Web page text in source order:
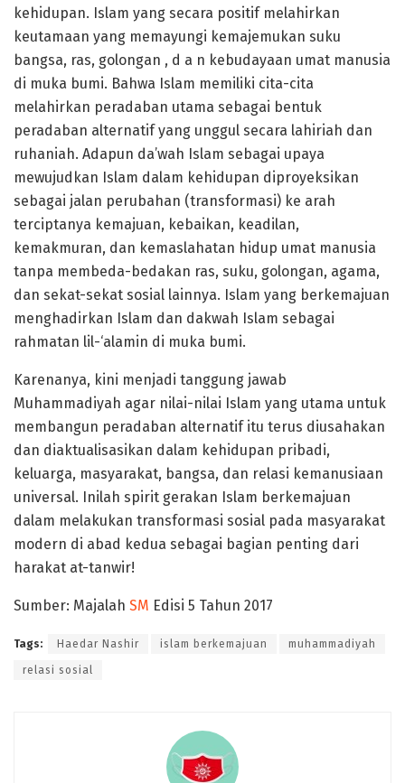
kehidupan. Islam yang secara positif melahirkan
keutamaan yang memayungi kemajemukan suku
bangsa, ras, golongan , d a n kebudayaan umat manusia
di muka bumi. Bahwa Islam memiliki cita-cita
melahirkan peradaban utama sebagai bentuk
peradaban alternatif yang unggul secara lahiriah dan
ruhaniah. Adapun da’wah Islam sebagai upaya
mewujudkan Islam dalam kehidupan diproyeksikan
sebagai jalan perubahan (transformasi) ke arah
terciptanya kemajuan, kebaikan, keadilan,
kemakmuran, dan kemaslahatan hidup umat manusia
tanpa membeda-bedakan ras, suku, golongan, agama,
dan sekat-sekat sosial lainnya. Islam yang berkemajuan
menghadirkan Islam dan dakwah Islam sebagai
rahmatan lil-‘alamin di muka bumi.
Karenanya, kini menjadi tanggung jawab
Muhammadiyah agar nilai-nilai Islam yang utama untuk
membangun peradaban alternatif itu terus diusahakan
dan diaktualisasikan dalam kehidupan pribadi,
keluarga, masyarakat, bangsa, dan relasi kemanusiaan
universal. Inilah spirit gerakan Islam berkemajuan
dalam melakukan transformasi sosial pada masyarakat
modern di abad kedua sebagai bagian penting dari
harakat at-tanwir!
Sumber: Majalah SM Edisi 5 Tahun 2017
Tags: Haedar Nashir islam berkemajuan muhammadiyah
relasi sosial